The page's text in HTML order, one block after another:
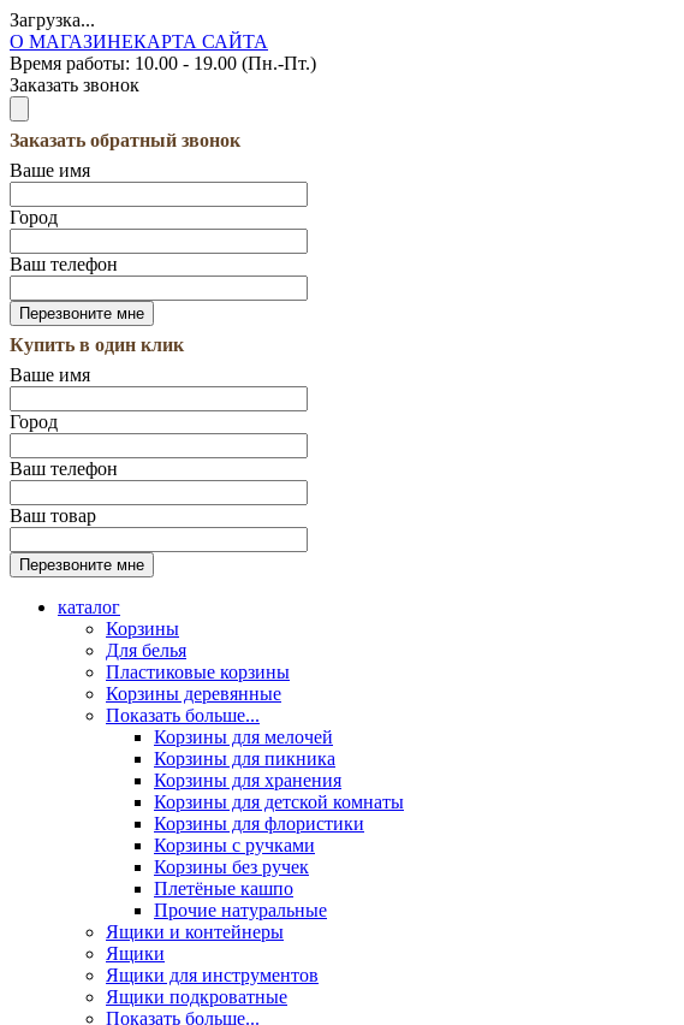
Загрузка...
О МАГАЗИНЕКАРТА САЙТА
Время работы: 10.00 - 19.00 (Пн.-Пт.)
Заказать звонок
Заказать обратный звонок
Ваше имя
Город
Ваш телефон
Купить в один клик
Ваше имя
Город
Ваш телефон
Ваш товар
каталог
Корзины
Для белья
Пластиковые корзины
Корзины деревянные
Показать больше...
Корзины для мелочей
Корзины для пикника
Корзины для хранения
Корзины для детской комнаты
Корзины для флористики
Корзины с ручками
Корзины без ручек
Плетёные кашпо
Прочие натуральные
Ящики и контейнеры
Ящики
Ящики для инструментов
Ящики подкроватные
Показать больше...